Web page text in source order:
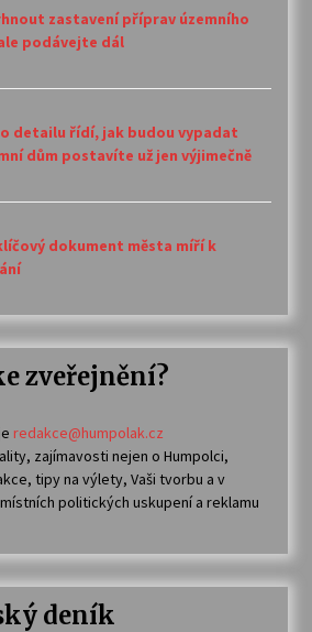
zastavení příprav územního
podávejte dál
detailu řídí, jak budou vypadat
dům postavíte už jen výjimečně
dokument města míří k
zveřejnění?
redakce@humpolak.cz
zajímavosti nejen o Humpolci,
tipy na výlety, Vaši tvorbu a v
politických uskupení a reklamu
deník